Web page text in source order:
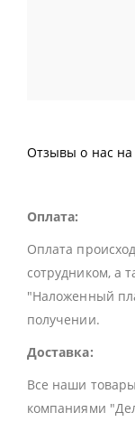
Отзывы о нас
Оплата:
Оплата
сотрудником, а
"Наложенный
получении.
Доставка:
Все наши
компаниями